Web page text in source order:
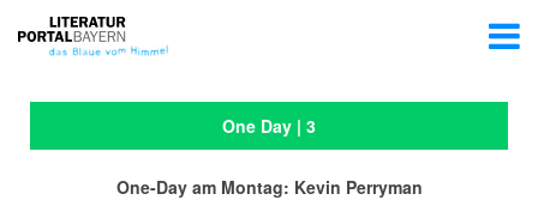
One Day | 3
One-Day am Montag: Kevin Perryman